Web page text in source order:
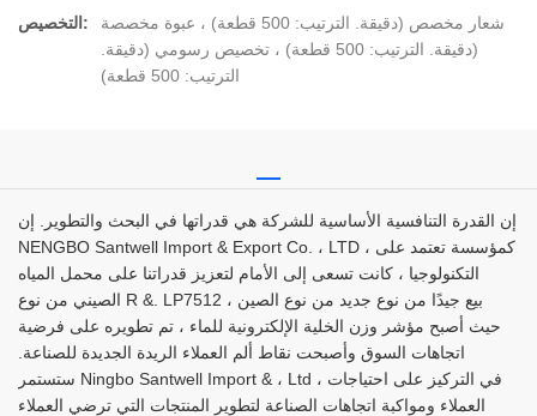
التخصيص:
شعار مخصص (دقيقة. الترتيب: 500 قطعة) ، عبوة مخصصة
(دقيقة. الترتيب: 500 قطعة) ، تخصيص رسومي (دقيقة.
الترتيب: 500 قطعة)
إن القدرة التنافسية الأساسية للشركة هي قدراتها في البحث والتطوير. إن
NENGBO Santwell Import & Export Co. ، LTD ، كمؤسسة تعتمد على
التكنولوجيا ، كانت تسعى إلى الأمام لتعزيز قدراتنا على محمل المياه
الصيني من نوع R &. LP7512 بيع جيدًا من نوع جديد من نوع الصين ،
حيث أصبح مؤشر وزن الخلية الإلكترونية للماء ، تم تطويره على فرضية
اتجاهات السوق وأصبحت نقاط ألم العملاء الريدة الجديدة للصناعة.
ستستمر Ningbo Santwell Import & ، Ltd ، في التركيز على احتياجات
العملاء ومواكبة اتجاهات الصناعة لتطوير المنتجات التي ترضي العملاء